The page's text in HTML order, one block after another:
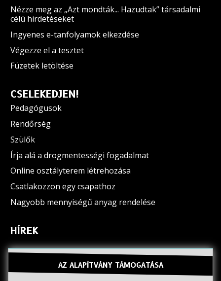
Nézze meg az „Azt mondták... Hazudtak” társadalmi
célú hirdetéseket
Ingyenes e-tanfolyamok elkezdése
Végezze el a tesztet
Füzetek letöltése
CSELEKEDJEN!
Pedagógusok
Rendőrség
Szülők
Írja alá a drogmentességi fogadalmat
Online osztályterem létrehozása
Csatlakozzon egy csapathoz
Nagyobb mennyiségű anyag rendelése
HÍREK
AZ ALAPÍTVÁNY TÁMOGATÁSA